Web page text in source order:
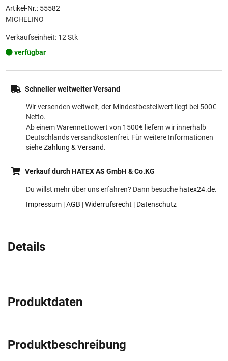
Artikel-Nr.: 55582
MICHELINO
Verkaufseinheit: 12 Stk
verfügbar
Schneller weltweiter Versand
Wir versenden weltweit, der Mindestbestellwert liegt bei 500€
Netto.
Ab einem Warennettowert von 1500€ liefern wir innerhalb
Deutschlands versandkostenfrei. Für weitere Informationen
sieheZahlung & Versand.
Verkauf durch HATEX AS GmbH & Co.KG
Du willst mehr über uns erfahren? Dann besuche hatex24.de.
Impressum |AGB |Widerrufsrecht | Datenschutz
Details
Produktdaten
Produktbeschreibung